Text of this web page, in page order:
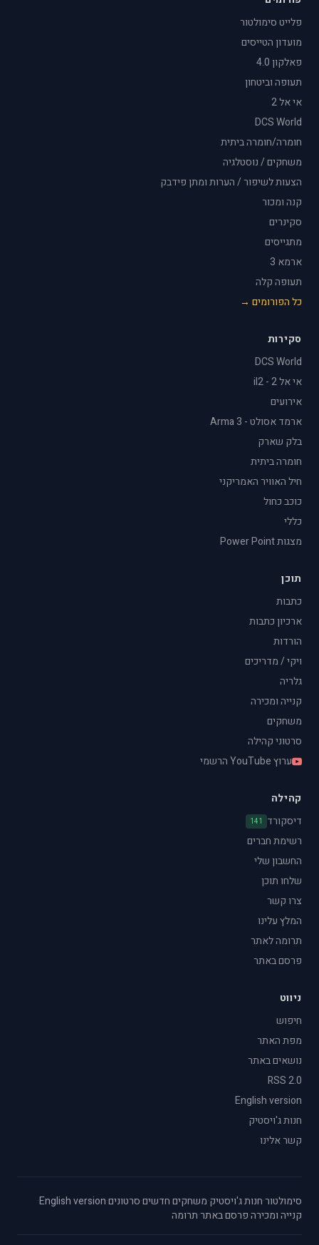
פלייט סימולטור
מועדון הטייסים
פאלקון 4.0
תעופה וביטחון
אי אל 2
DCS World
חומרה/חומרה ביתית
משחקים / נוסטלגיה
הצעות לשיפור / הערות ומתן פידבק
קנה ומכור
סקינרים
מתגייסים
ארמא 3
תעופה קלה
כל הפורומים →
סקירות
DCS World
אי אל 2 - il2
אירועים
ארמד אסולט - Arma 3
בלק שארק
חומרה ביתית
חיל האוויר האמריקני
כוכב כחול
כללי
מצגות Power Point
תוכן
כתבות
ארכיון כתבות
הורדות
ויקי / מדריכים
גלריה
קנייה ומכירה
משחקים
סרטוני קהילה
ערוץ YouTube הרשמי
קהילה
דיסקורד
141
רשימת חברים
החשבון שלי
שלחו תוכן
צרו קשר
המלץ עלינו
תרומה לאתר
פרסם באתר
ניווט
חיפוש
מפת האתר
נושאים באתר
RSS 2.0
English version
חנות ג'ויסטיק
קשר אלינו
סימולטור·חנות ג'ויסטיק·משחקים חדשים·סרטונים·
English version
·
קנייה ומכירה·פרסם באתר·תרומה